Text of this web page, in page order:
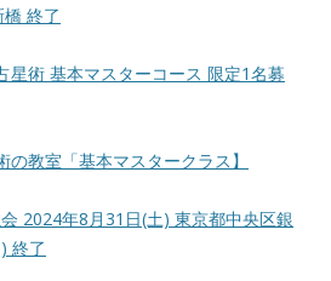
終了
星術 基本マスターコース 限定1名募
教室「基本マスタークラス】
2024年8月31日(土) 東京都中央区銀
終了